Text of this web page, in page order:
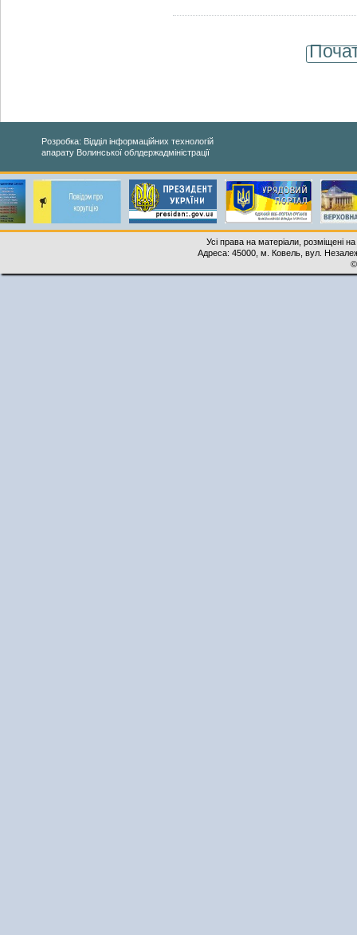
Розробка: Відділ інформаційних технологій
апарату Волинської облдержадміністрації
Усі права на матеріали, розміщені
Адреса: 45000, м. Ковель, вул.